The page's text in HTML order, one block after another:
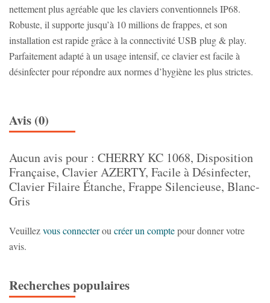
nettement plus agréable que les claviers conventionnels IP68.
Robuste, il supporte jusqu’à 10 millions de frappes, et son
installation est rapide grâce à la connectivité USB plug & play.
Parfaitement adapté à un usage intensif, ce clavier est facile à
désinfecter pour répondre aux normes d’hygiène les plus strictes.
Avis (0)
Aucun avis pour : CHERRY KC 1068, Disposition
Française, Clavier AZERTY, Facile à Désinfecter,
Clavier Filaire Étanche, Frappe Silencieuse, Blanc-
Gris
Veuillezvous connecterou créer un comptepour donner votre
avis.
Recherches populaires